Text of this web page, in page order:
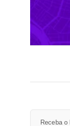
Receba o